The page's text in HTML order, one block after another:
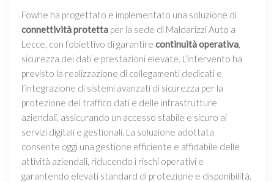
Fowhe ha progettato e implementato una soluzione di
connettività protetta per la sede di Maldarizzi Auto a
Lecce, con l’obiettivo di garantire continuità operativa,
sicurezza dei dati e prestazioni elevate. L’intervento ha
previsto la realizzazione di collegamenti dedicati e
l’integrazione di sistemi avanzati di sicurezza per la
protezione del traffico dati e delle infrastrutture
aziendali, assicurando un accesso stabile e sicuro ai
servizi digitali e gestionali. La soluzione adottata
consente oggi una gestione efficiente e affidabile delle
attività aziendali, riducendo i rischi operativi e
garantendo elevati standard di protezione e disponibilità.